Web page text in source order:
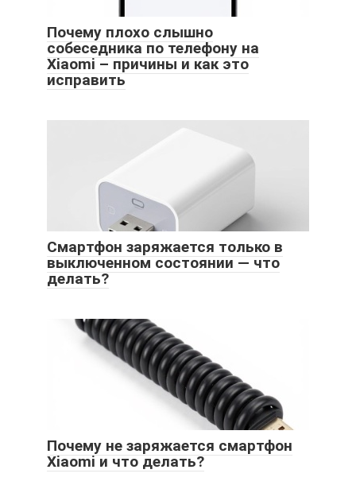
Почему плохо слышно
собеседника по телефону на
Xiaomi – причины и как это
исправить
Смартфон заряжается только в
выключенном состоянии — что
делать?
Почему не заряжается смартфон
Xiaomi и что делать?